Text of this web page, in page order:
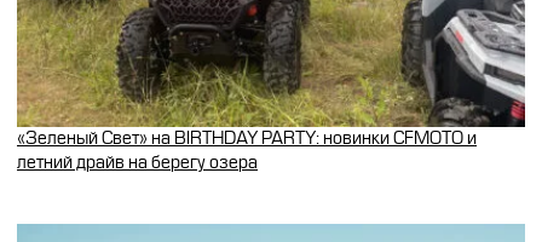
«Зеленый Свет» на BIRTHDAY PARTY: новинки CFMOTO и
летний драйв на берегу озера